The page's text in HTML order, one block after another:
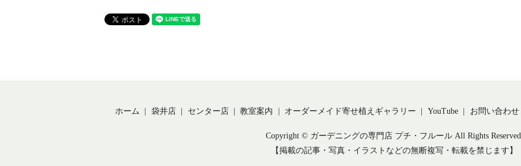
ホーム 袋井店 センター店 教室案内 オーダーメイド寄せ植えギャラリー YouTube お問い合わせ
Copyright © ガーデニングの専門店 プチ・フルール All Rights Reserved.
【掲載の記事・写真・イラストなどの無断複写・転載を禁じます】